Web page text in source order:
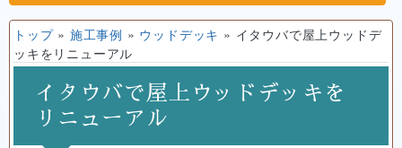
トップ» 施工事例 » ウッドデッキ » イタウバで屋上ウッドデ
ッキをリニューアル
イタウバで屋上ウッドデッキを
リニューアル